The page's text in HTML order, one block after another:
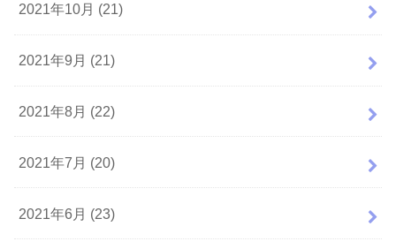
2021年10月 (21)
2021年9月 (21)
2021年8月 (22)
2021年7月 (20)
2021年6月 (23)